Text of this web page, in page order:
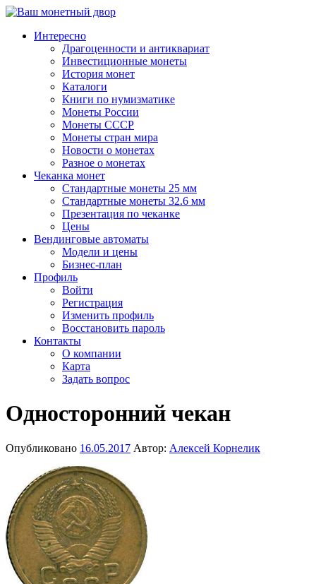
↓
основному
содержимому
Интересно
Драгоценности и антиквариат
Инвестиционные монеты
История монет
Каталоги
Книги по нумизматике
Монеты России
Монеты СССР
Монеты стран мира
Новости о монетах
Разное о монетах
Чеканка монет
Стандартные монеты 25 мм
Стандартные монеты 32.6 мм
Презентация по чеканке
Цены
Вендинговые автоматы
Модели и цены
Бизнес-план
Профиль
Войти
Регистрация
Изменить профиль
Восстановить пароль
Контакты
О компании
Карта
Задать вопрос
Односторонний чекан
Опубликовано 16.05.2017 Автор: Алексей Корнелик